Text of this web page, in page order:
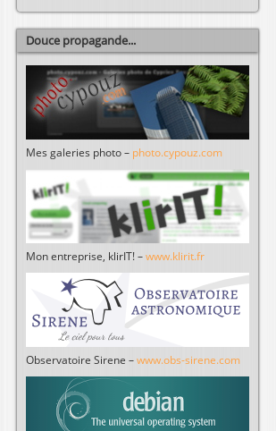
Douce propagande...
Mes galeries photo – photo.cypouz.com
Mon entreprise, klirIT! – www.klirit.fr
Observatoire Sirene – www.obs-sirene.com